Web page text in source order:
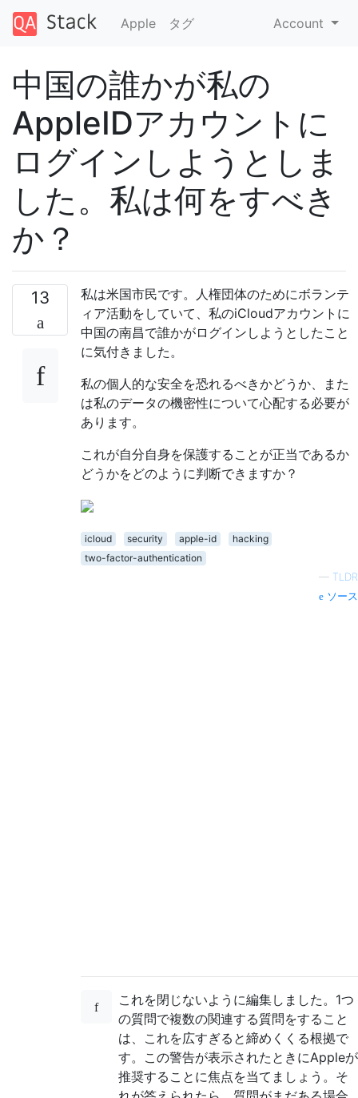
Apple タグ Account
中国の誰かが私の
AppleIDアカウントに
ログインしようとしま
した。私は何をすべき
か？
13
私は米国市民です。人権団体のためにボランテ
ィア活動をしていて、私のiCloudアカウントに
中国の南昌で誰かがログインしようとしたこと
に気付きました。
私の個人的な安全を恐れるべきかどうか、また
は私のデータの機密性について心配する必要が
あります。
これが自分自身を保護することが正当であるか
どうかをどのように判断できますか？
icloud security apple-id
hacking
two-factor-authentication
— TLDR
ソース
これを閉じないように編集しました。1つ
の質問で複数の関連する質問をすること
は、これを広すぎると締めくくる根拠で
す。この警告が表示されたときにAppleが
推奨することに焦点を当てましょう。そ